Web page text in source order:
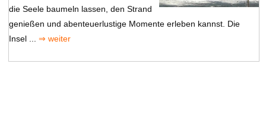
die Seele baumeln lassen, den Strand
genießen und abenteuerlustige Momente erleben kannst. Die
Insel ... ⇒ weiter